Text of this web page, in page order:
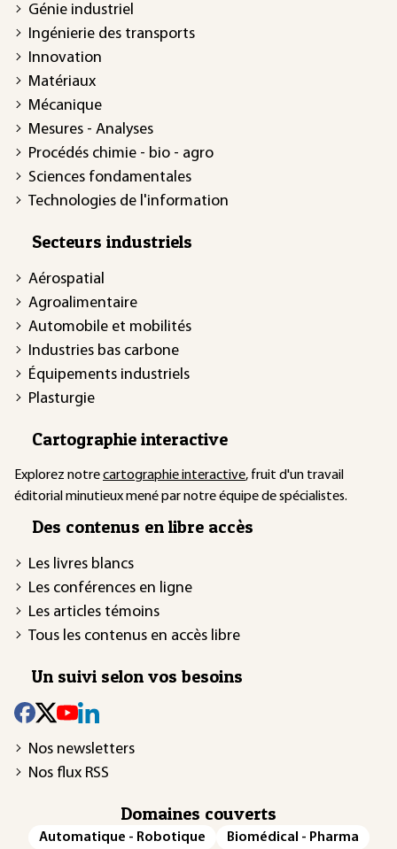
Génie industriel
Ingénierie des transports
Innovation
Matériaux
Mécanique
Mesures - Analyses
Procédés chimie - bio - agro
Sciences fondamentales
Technologies de l'information
Secteurs industriels
Aérospatial
Agroalimentaire
Automobile et mobilités
Industries bas carbone
Équipements industriels
Plasturgie
Cartographie interactive
Explorez notrecartographie interactive, fruit d'un travail
éditorial minutieux mené par notre équipe de spécialistes.
Des contenus en libre accès
Les livres blancs
Les conférences en ligne
Les articles témoins
Tous les contenus en accès libre
Un suivi selon vos besoins
Nos newsletters
Nos flux RSS
Domaines couverts
Automatique - Robotique
Biomédical - Pharma